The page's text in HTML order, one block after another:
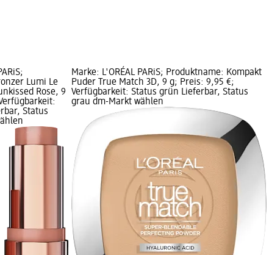
Lumi Le
Rose, 9
Status
Marke: L'ORÉAL PARiS; Produktname: Kompakt
Puder True Match 3D, 9 g; Preis: 9,95 €;
Verfügbarkeit: Status grün Lieferbar, Status
grau dm-Markt wählen